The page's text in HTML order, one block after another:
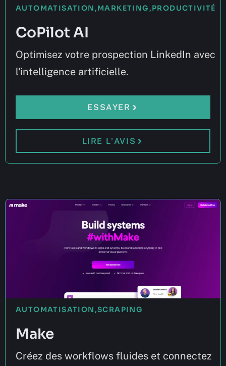
AUTOMATISATION ,MARKETING,PRODUCTIVITÉ
CoPilot AI
Optimisez votre prospection LinkedIn avec
l'intelligence artificielle.
ESSAYER
LIRE L'AVIS
AUTOMATISATION ,SCRAPING
Make
Créez des workflows fluides et connectez